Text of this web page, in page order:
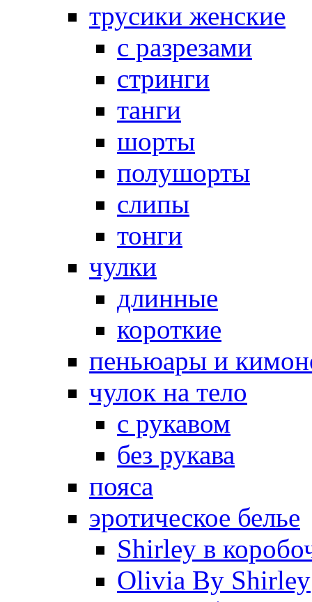
трусики женские
с разрезами
стринги
танги
шорты
полушорты
слипы
тонги
чулки
длинные
короткие
пеньюары и
чулок на тело
с рукавом
без рукава
пояса
эротическое белье
Shirley в
Olivia By Shirley